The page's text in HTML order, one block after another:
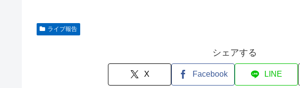
ライブ報告
シェアする
X Facebook LINE